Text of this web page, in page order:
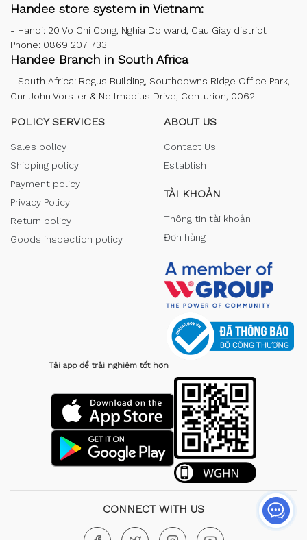
Handee store system in Vietnam:
- Hanoi: 20 Vo Chi Cong, Nghia Do ward, Cau Giay district
Phone: 0869 207 733
Handee Branch in South Africa
- South Africa: Regus Building, Southdowns Ridge Office Park,
Cnr John Vorster & Nellmapius Drive, Centurion, 0062
POLICY SERVICES
Sales policy
Shipping policy
Payment policy
Privacy Policy
Return policy
Goods inspection policy
ABOUT US
Contact Us
Establish
TÀI KHOẢN
Thông tin tài khoản
Đơn hàng
Tải app để trải nghiệm tốt hơn
CONNECT WITH US